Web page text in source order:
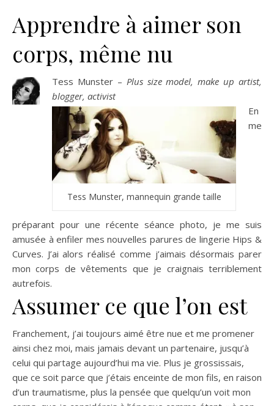
Apprendre à aimer son
corps, même nu
Tess Munster – Plus size model, make up artist,
blogger, activist
Tess Munster, mannequin grande taille
En
me
préparant pour une récente séance photo, je me suis
amusée à enfiler mes nouvelles parures de lingerie Hips &
Curves. J’ai alors réalisé comme j’aimais désormais parer
mon corps de vêtements que je craignais terriblement
autrefois.
Assumer ce que l’on est
Franchement, j’ai toujours aimé être nue et me promener
ainsi chez moi, mais jamais devant un partenaire, jusqu’à
celui qui partage aujourd’hui ma vie. Plus je grossissais,
que ce soit parce que j’étais enceinte de mon fils, en raison
d’un traumatisme, plus la pensée que quelqu’un voit mon